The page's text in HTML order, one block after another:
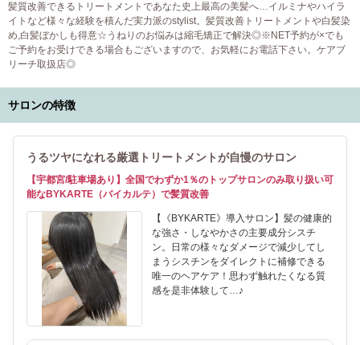
髪質改善できるトリートメントであなた史上最高の美髪へ…イルミナやハイラ
イトなど様々な経験を積んだ実力派のstylist。髪質改善トリートメントや白髪染
め,白髪ぼかしも得意☆うねりのお悩みは縮毛矯正で解決◎※NET予約が×でも
ご予約をお受けできる場合もございますので、お気軽にお電話下さい。ケアブ
リーチ取扱店◎
サロンの特徴
うるツヤになれる厳選トリートメントが自慢のサロン
【宇都宮/駐車場あり】全国でわずか1％のトップサロンのみ取り扱い可
能なBYKARTE（バイカルテ）で髪質改善
【《BYKARTE》導入サロン】髪の健康的
な強さ・しなやかさの主要成分シスチ
ン。日常の様々なダメージで減少してし
まうシスチンをダイレクトに補修できる
唯一のヘアケア！思わず触れたくなる質
感を是非体験して…♪